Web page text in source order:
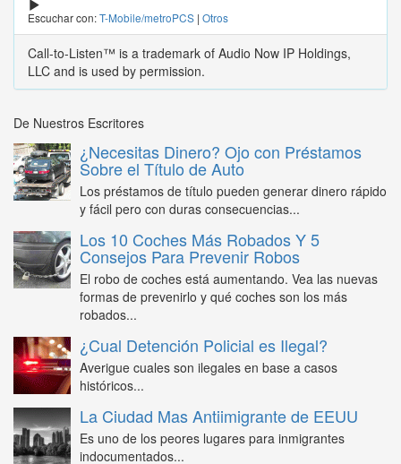
Escuchar con:T-Mobile/metroPCS | Otros
Call-to-Listen™ is a trademark of Audio Now IP Holdings,
LLC and is used by permission.
De Nuestros Escritores
¿Necesitas Dinero? Ojo con Préstamos
Sobre el Título de Auto
Los préstamos de título pueden generar dinero rápido
y fácil pero con duras consecuencias...
Los 10 Coches Más Robados Y 5
Consejos Para Prevenir Robos
El robo de coches está aumentando. Vea las nuevas
formas de prevenirlo y qué coches son los más
robados...
¿Cual Detención Policial es Ilegal?
Averigue cuales son ilegales en base a casos
históricos...
La Ciudad Mas Antiimigrante de EEUU
Es uno de los peores lugares para inmigrantes
indocumentados...